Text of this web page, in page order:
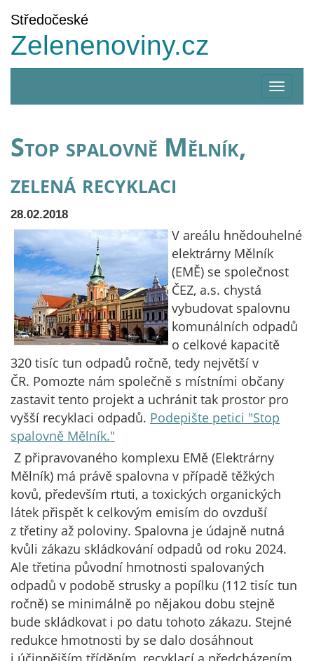
Středočeské
Zelenenoviny.cz
menu
Stop spalovně Mělník,
zelená recyklaci
28.02.2018
V areálu hnědouhelné
elektrárny Mělník
(EMĚ) se společnost
ČEZ, a.s. chystá
vybudovat spalovnu
komunálních odpadů
o celkové kapacitě
320 tisíc tun odpadů ročně, tedy největší v
ČR. Pomozte nám společně s místními občany
zastavit tento projekt a uchránit tak prostor pro
vyšší recyklaci odpadů. Podepište petici "Stop
spalovně Mělník."
Z připravovaného komplexu EMě (Elektrárny
Mělník) má právě spalovna v případě těžkých
kovů, především rtuti, a toxických organických
látek přispět k celkovým emisím do ovzduší
z třetiny až poloviny. Spalovna je údajně nutná
kvůli zákazu skládkování odpadů od roku 2024.
Ale třetina původní hmotnosti spalovaných
odpadů v podobě strusky a popílku (112 tisíc tun
ročně) se minimálně po nějakou dobu stejně
bude skládkovat i po datu tohoto zákazu. Stejné
redukce hmotnosti by se dalo dosáhnout